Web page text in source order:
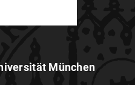
München